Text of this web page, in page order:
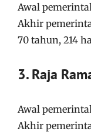
Awal
Akhir
70 tahun, 214
3. Raja
Awal
Akhir